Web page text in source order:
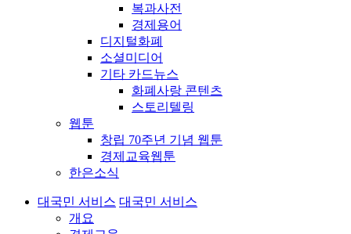
복과사전
경제용어
디지털화폐
소셜미디어
기타 카드뉴스
화폐사랑 콘텐츠
스토리텔링
웹툰
창립 70주년 기념 웹툰
경제교육웹툰
한은소식
대국민 서비스 대국민 서비스
개요